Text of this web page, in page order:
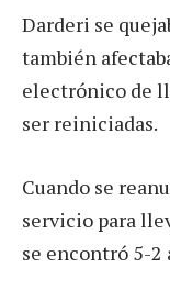
Darderi se
también
electrónico de
ser reiniciadas.
Cuando se
servicio para
se encontró 5-2